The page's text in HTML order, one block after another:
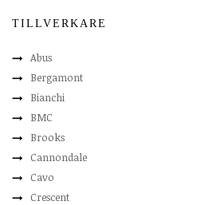
TILLVERKARE
Abus
Bergamont
Bianchi
BMC
Brooks
Cannondale
Cavo
Crescent